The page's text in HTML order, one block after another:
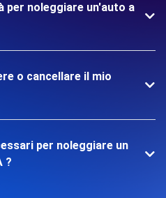
per noleggiare un'auto a
o cancellare il mio
per noleggiare un
?